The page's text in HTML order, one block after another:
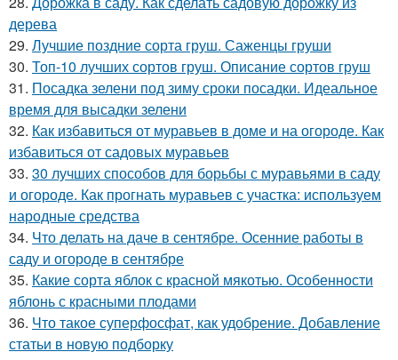
дерева
29. Лучшие поздние сорта груш. Саженцы груши
30. Топ-10 лучших сортов груш. Описание сортов груш
31. Посадка зелени под зиму сроки посадки. Идеальное
время для высадки зелени
32. Как избавиться от муравьев в доме и на огороде. Как
избавиться от садовых муравьев
33. 30 лучших способов для борьбы с муравьями в саду
и огороде. Как прогнать муравьев с участка: используем
народные средства
34. Что делать на даче в сентябре. Осенние работы в
саду и огороде в сентябре
35. Какие сорта яблок с красной мякотью. Особенности
яблонь с красными плодами
36. Что такое суперфосфат, как удобрение. Добавление
статьи в новую подборку